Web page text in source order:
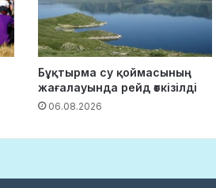
Бұқтырма су қоймасының
жағалауында рейд өткізілді
06.08.2026